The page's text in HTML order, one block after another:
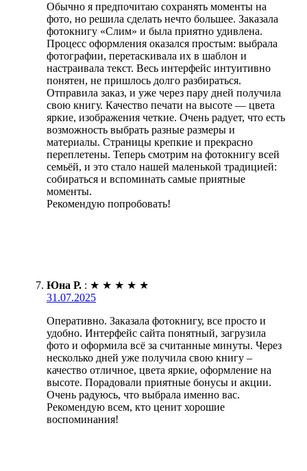
Обычно я предпочитаю сохранять моменты на
фото, но решила сделать нечто большее. Заказала
фотокнигу «Слим» и была приятно удивлена.
Процесс оформления оказался простым: выбрала
фотографии, перетаскивала их в шаблон и
настраивала текст. Весь интерфейс интуитивно
понятен, не пришлось долго разбираться.
Отправила заказ, и уже через пару дней получила
свою книгу. Качество печати на высоте — цвета
яркие, изображения четкие. Очень радует, что есть
возможность выбрать разные размеры и
материалы. Страницы крепкие и прекрасно
переплетены. Теперь смотрим на фотокнигу всей
семьёй, и это стало нашей маленькой традицией:
собираться и вспоминать самые приятные
моменты.
Рекомендую попробовать!
Юна Р. : ★ ★ ★ ★ ★
31.07.2025
Оперативно. Заказала фотокнигу, все просто и
удобно. Интерфейс сайта понятный, загрузила
фото и оформила всё за считанные минуты. Через
несколько дней уже получила свою книгу –
качество отличное, цвета яркие, оформление на
высоте. Порадовали приятные бонусы и акции.
Очень радуюсь, что выбрала именно вас.
Рекомендую всем, кто ценит хорошие
воспоминания!